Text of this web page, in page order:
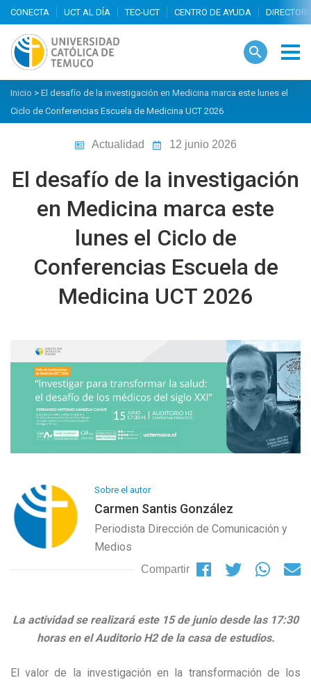
search
Inicio > El desafío de la investigación en Medicina marca este lunes el
Ciclo de Conferencias Escuela de Medicina UCT 2026
Actualidad 12 junio 2026
El desafío de la investigación
en Medicina marca este
lunes el Ciclo de
Conferencias Escuela de
Medicina UCT 2026
Sobre el autor
Carmen Santis González
Periodista Dirección de Comunicación y
Medios
Compartir
La actividad se realizará este 15 de junio desde las 17:30
horas en el Auditorio H2 de la casa de estudios.
El valor de la investigación en la transformación de los